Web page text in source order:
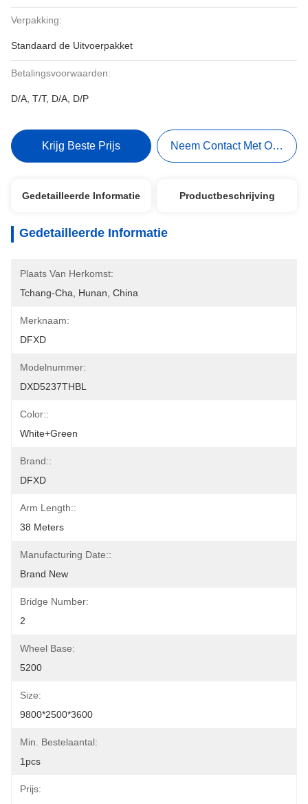
Verpakking:
Standaard de Uitvoerpakket
Betalingsvoorwaarden:
D/A, T/T, D/A, D/P
Krijg Beste Prijs Neem Contact Met Ons Op
Gedetailleerde Informatie Productbeschrijving
Gedetailleerde Informatie
Plaats Van Herkomst:
Tchang-Cha, Hunan, China
Merknaam:
DFXD
Modelnummer:
DXD5237THBL
Color::
White+Green
Brand::
DFXD
Arm Length::
38 Meters
Manufacturing Date::
Brand New
Bridge Number:
2
Wheel Base:
5200
Size:
9800*2500*3600
Min. Bestelaantal:
1pcs
Prijs: